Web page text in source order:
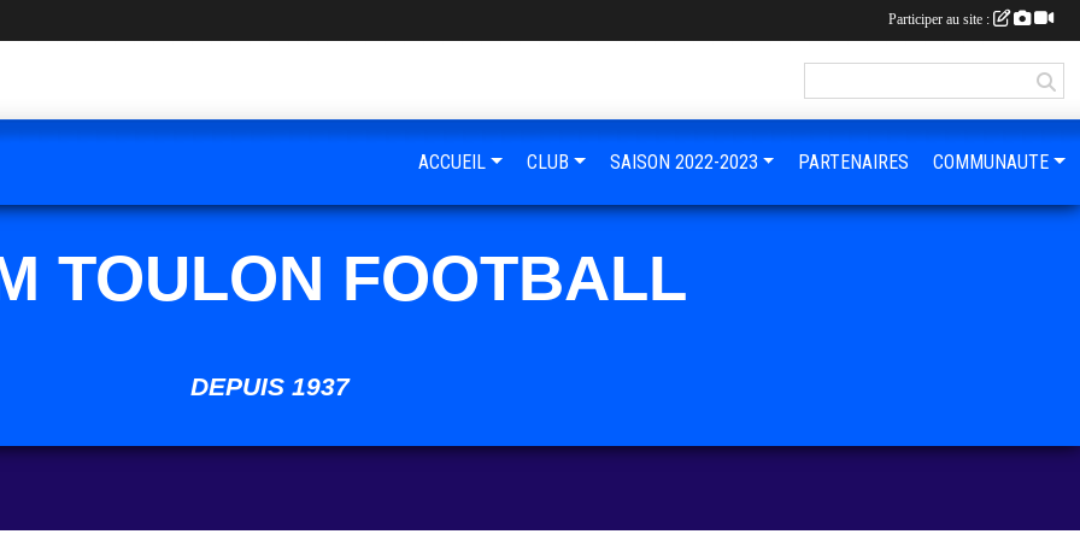
TOULON FOOTBALL
DEPUIS 1937
ACCUEIL CLUB SAISON 2022-2023 PARTENAIRES COMMUNAUTE
Participer au site :